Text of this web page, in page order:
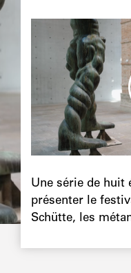
Une série de huit
présenter le
Schütte, les